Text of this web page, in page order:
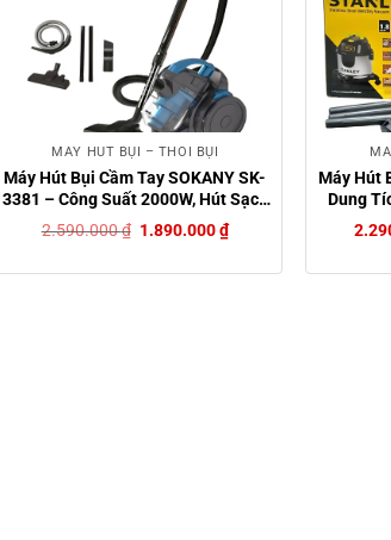
MÁY HÚT BỤI – THỔI BỤI
Máy Hút Bụi Cầm Tay SOKANY SK-
3381 – Công Suất 2000W, Hút Sạch
Từng Ngóc Ngách!
2.590.000₫ Giá
2.590.000 ₫.
1.890.000₫Giá
hiện
là:
Máy Hút
Dung